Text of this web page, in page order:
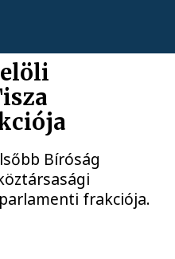
Bíróság
frakciója.